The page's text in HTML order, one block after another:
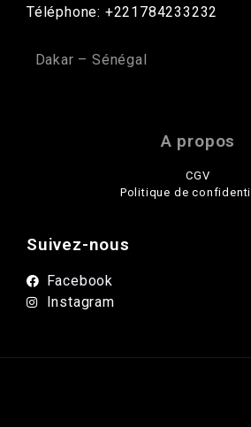
Téléphone: +221784233232
Dakar – Sénégal
A propos
CGV
Politique de
Suivez-nous
Facebook
Instagram